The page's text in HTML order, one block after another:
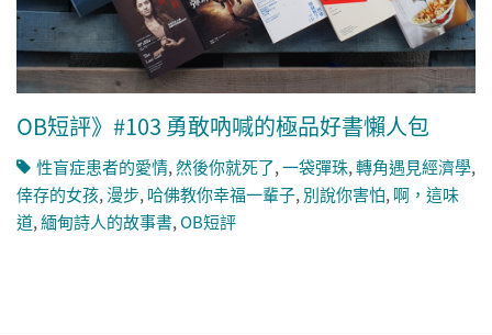
OB短評》#103 勇敢吶喊的極品好書懶人包
性盲症患者的愛情,然後你就死了,一袋彈珠,轉角遇見經濟學,
倖存的女孩,漫步,哈佛教你幸福一輩子,別說你害怕,啊，這味
道,緬甸詩人的故事書,OB短評